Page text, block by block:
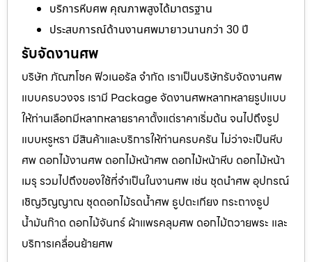
บริการหีบศพ คุณภาพสูงได้มาตรฐาน
ประสบการณ์ด้านงานศพมายาวนานกว่า 30 ปี
รับจัดงานศพ
บริษัท ภัณฑโชค ฟิวเนอรัล จำกัด เราเป็นบริษัทรับจัดงานศพ
แบบครบวงจร เรามี Package จัดงานศพหลากหลายรูปแบบ
ให้ท่านเลือกมีหลากหลายราคาตั้งแต่ราคาเริ่มต้น จนไปถึงรูป
แบบหรูหรา มีสินค้าและบริการให้ท่านครบครัน ไม่ว่าจะเป็นหีบ
ศพ ดอกไม้งานศพ ดอกไม้หน้าศพ ดอกไม้หน้าหีบ ดอกไม้หน้า
เมรุ รวมไปถึงของใช้ที่จำเป็นในงานศพ เช่น ชุดนำศพ อุปกรณ์
เชิญวิญญาณ ชุดดอกไม้รดน้ำศพ ธูปตะเกียง กระถางธูป
น้ำมันก๊าด ดอกไม้จันทร์ ผ้าแพรคลุมศพ ดอกไม้ถวายพระ และ
บริการเคลื่อนย้ายศพ